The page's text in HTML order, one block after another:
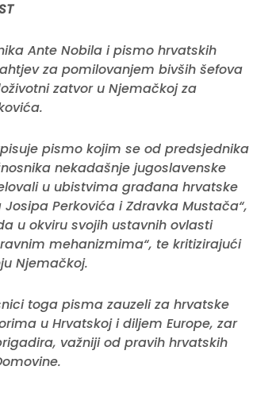
Ante Nobila i pismo hrvatskih
za pomilovanjem bivših šefova
zatvor u Njemačkoj za
pismo kojim se od predsjednika
nekadašnje jugoslavenske
u ubistvima građana hrvatske
Perkovića i Zdravka Mustača“,
u okviru svojih ustavnih ovlasti
mehanizmima“, te kritizirajući
Njemačkoj.
toga pisma zauzeli za hrvatske
u Hrvatskoj i diljem Europe, zar
važniji od pravih hrvatskih